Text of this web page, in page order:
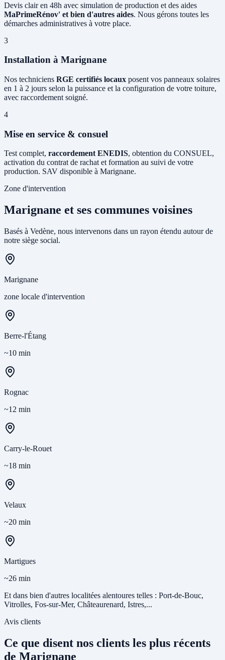
Devis clair en 48h avec simulation de production et des aides
MaPrimeRénov' et bien d'autres aides. Nous gérons toutes les
démarches administratives à votre place.
3
Installation à Marignane
Nos techniciens RGE certifiés locaux posent vos panneaux solaires
en 1 à 2 jours selon la puissance et la configuration de votre toiture,
avec raccordement soigné.
4
Mise en service & consuel
Test complet, raccordement ENEDIS, obtention du CONSUEL,
activation du contrat de rachat et formation au suivi de votre
production. SAV disponible à Marignane.
Zone d'intervention
Marignane et ses communes voisines
Basés à Vedène, nous intervenons dans un rayon étendu autour de
notre siège social.
Marignane
zone locale d'intervention
Berre-l'Étang
~10 min
Rognac
~12 min
Carry-le-Rouet
~18 min
Velaux
~20 min
Martigues
~26 min
Et dans bien d'autres localitées alentoures telles : Port-de-Bouc,
Vitrolles, Fos-sur-Mer, Châteaurenard, Istres,...
Avis clients
Ce que disent nos clients les plus récents
de Marignane